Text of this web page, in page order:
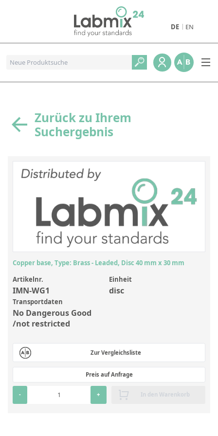
DE EN
Referenzstandards für die Industrie und Geologie
Referenzstandards für die Umweltanalytik
Referenzstandards für physikalische Eigenschaften
Organische Referenzstandards
Anorganische Referenzstandards
Laborvergleichsuntersuchungen (LVU/PT)
Laborbedarf und Verbrauchsmaterialien
Custom-Made
Übersicht: Kundenspezifische Standards
Organische Analyten | Rückstandsanalytik
Metallstandards | Setting Up Samples (SUS)
Zurück zu Ihrem
Suchergebnis
Copper base, Type: Brass - Leaded, Disc 40 mm x 30 mm
Artikelnr.
IMN-WG1
Einheit
disc
Transportdaten
No Dangerous Good
/not restricted
Zur Vergleichsliste
Preis auf Anfrage
- + In den Warenkorb